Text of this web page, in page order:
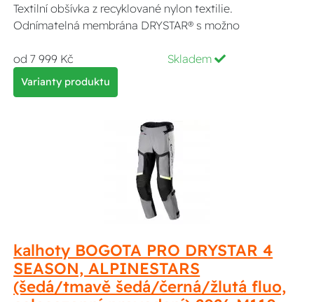
Textilní obšívka z recyklované nylon textilie.
Odnímatelná membrána DRYSTAR® s možno
od 7 999 Kč Skladem
Varianty produktu
kalhoty BOGOTA PRO DRYSTAR 4
SEASON, ALPINESTARS
(šedá/tmavě šedá/černá/žlutá fluo,